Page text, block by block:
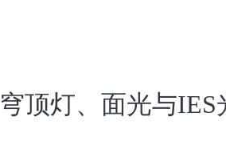
顶灯、面光与IES